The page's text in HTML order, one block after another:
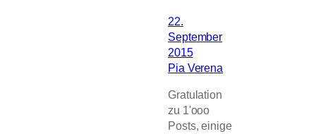
22.
September
2015
Pia Verena
Gratulation
zu 1'ooo
Posts, einige